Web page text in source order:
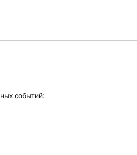
событий: